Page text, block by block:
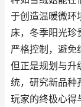
于创造温暖微环
床，冬季阳光珍
严格控制，避免
但正是规划与升
统，研究新品种
玩家的终极心得